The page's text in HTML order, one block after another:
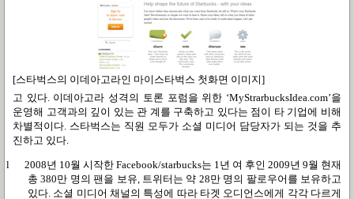
[스타벅스의 이데아고라인 마이스타벅스 첫화면 이미지]
고 있다. 이데아고라 성격의 토론 포럼을 위한 ‘MyStrarbucksIdea.com’을
운영해 고객과의 깊이 있는 관 계를 구축하고 있다는 점이 타 기업에 비해
차별적이다 스타벅스는 직원 모두가 소셜 미디어 담당자가 되는 것을 추
진하고 있다
l 2008년 10월 시작한Facebook/starbucks는 1 년 여 후인 2009년 9월 현재
총 380만 명의 팬을 보유 트위터는 약 28만 명의 팔로우어를 보유하고
있다. 소셜 미디어 채널의 특성에 따라 타겟 오디언스에게 각각 다르게